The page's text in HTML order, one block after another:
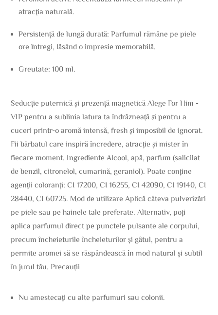
atracția naturală.
Persistență de lungă durată: Parfumul rămâne pe piele
ore întregi, lăsând o impresie memorabilă.
Greutate: 100 ml.
Seducție puternică și prezență magnetică Alege For Him -
VIP pentru a sublinia latura ta îndrăzneață și pentru a
cuceri printr-o aromă intensă, fresh și imposibil de ignorat.
Fii bărbatul care inspiră încredere, atracție și mister în
fiecare moment. Ingrediente Alcool, apă, parfum (salicilat
de benzil, citronelol, cumarină, geraniol). Poate conține
agenții coloranți: CI 17200, CI 16255, CI 42090, CI 19140, CI
28440, CI 60725. Mod de utilizare Aplică câteva pulverizări
pe piele sau pe hainele tale preferate. Alternativ, poți
aplica parfumul direct pe punctele pulsante ale corpului,
precum încheieturile încheieturilor și gâtul, pentru a
permite aromei să se răspândească în mod natural și subtil
în jurul tău. Precauții
Nu amestecați cu alte parfumuri sau colonii.